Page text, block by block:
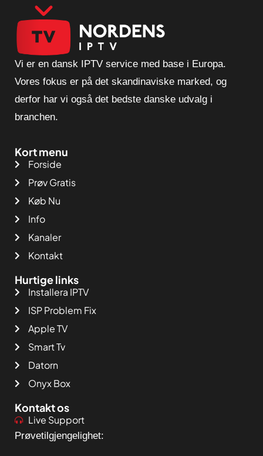
Vi er en dansk IPTV service med base i Europa.
Vores fokus er på det skandinaviske marked, og
derfor har vi også det bedste danske udvalg i
branchen.
Kort menu
Forside
Prøv Gratis
Køb Nu
Info
Kanaler
Kontakt
Hurtige links
Installera IPTV
ISP Problem Fix
Apple TV
Smart Tv
Datorn
Onyx Box
Kontakt os
Live Support
Prøvetilgjengelighet: